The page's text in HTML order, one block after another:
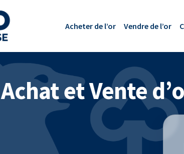
Acheter de l’or Vendre de l’or
Achat et Vente